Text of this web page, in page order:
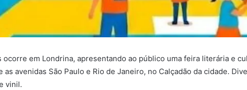
ocorre em Londrina, apresentando ao público uma feira literária e
avenidas São Paulo e Rio de Janeiro, no Calçadão da cidade.
vinil.